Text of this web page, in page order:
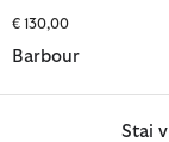
€ 130,00
Barbour
Stai